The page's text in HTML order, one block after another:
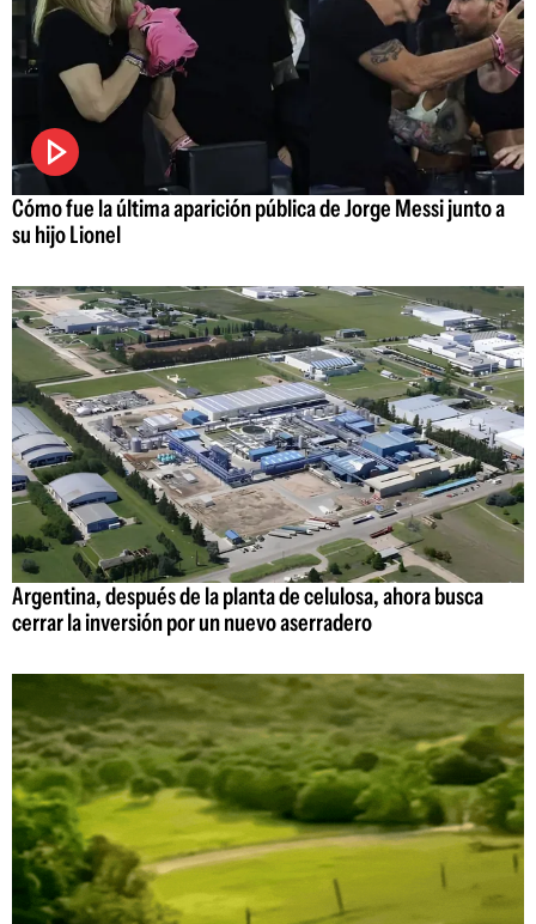
Cómo fue la última aparición pública de Jorge Messi junto a
su hijo Lionel
Argentina, después de la planta de celulosa, ahora busca
cerrar la inversión por un nuevo aserradero